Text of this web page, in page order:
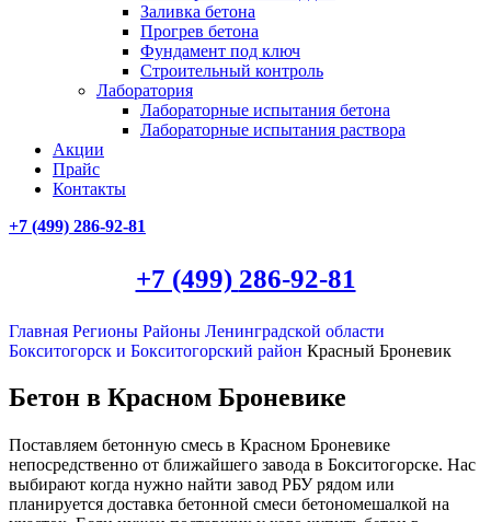
Заливка бетона
Прогрев бетона
Фундамент под ключ
Строительный контроль
Лаборатория
Лабораторные испытания бетона
Лабораторные испытания раствора
Акции
Прайс
Контакты
+7 (499) 286-92-81
+7 (499) 286-92-81
Главная Регионы Районы Ленинградской области
Бокситогорск и Бокситогорский район Красный Броневик
Бетон в Красном Броневике
Поставляем бетонную смесь в Красном Броневике
непосредственно от ближайшего завода в Бокситогорске. Нас
выбирают когда нужно найти завод РБУ рядом или
планируется доставка бетонной смеси бетономешалкой на